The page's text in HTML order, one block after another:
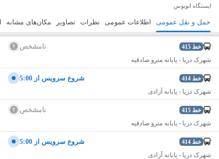
ایستگاه اتوبوس
مسیریابی ذخیره ارسال حمل و نقل عمومی اطلاعات عمومی نظرات تصاویر مکان‌های مشابه
خط 415
نامشخص
شهرک دریا - پایانه ‌مترو صادقیه
خط 414
شروع سرويس از 5:00
شهرک دریا - پایانه آزادی
خط 415
نامشخص
شهرک دریا - پایانه ‌مترو صادقیه
خط 414
شروع سرويس از 5:00
شهرک دریا - پایانه آزادی